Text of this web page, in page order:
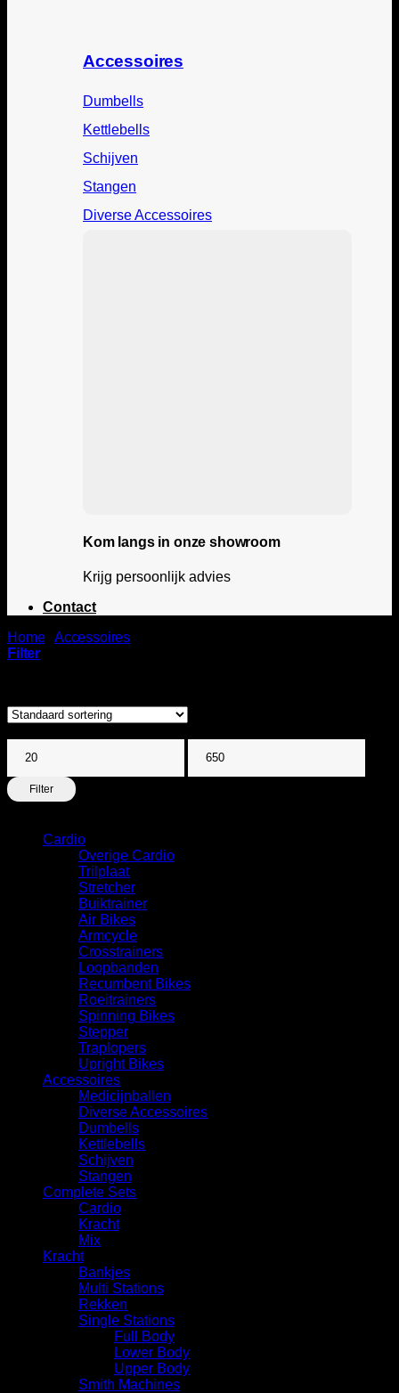
Accessoires
Dumbells
Kettlebells
Schijven
Stangen
Diverse Accessoires
Kom langs in onze showroom
Krijg persoonlijk advies
Contact
Home
Accessoires
Filter
prijs
prijs
Filter
Cardio
Overige Cardio
Trilplaat
Stretcher
Buiktrainer
Air Bikes
Armcycle
Crosstrainers
Loopbanden
Recumbent Bikes
Roeitrainers
Spinning Bikes
Stepper
Traplopers
Upright Bikes
Accessoires
Medicijnballen
Diverse Accessoires
⁠Dumbells
Kettlebells
⁠Schijven
Stangen
Complete Sets
Cardio
⁠Kracht
Mix
Kracht
Bankjes
Multi Stations
Rekken
Single Stations
Full Body
Lower Body
Upper Body
Smith Machines